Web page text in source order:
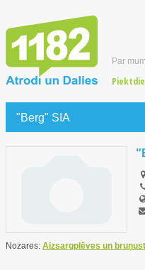
Par
"Berg" SIA
Nozares: Aizsargplēves un